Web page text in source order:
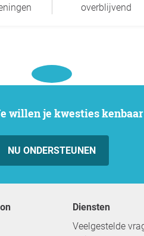
overblijvend
willen je kwesties
NU ONDERSTEUNEN
Diensten
Veelgestelde